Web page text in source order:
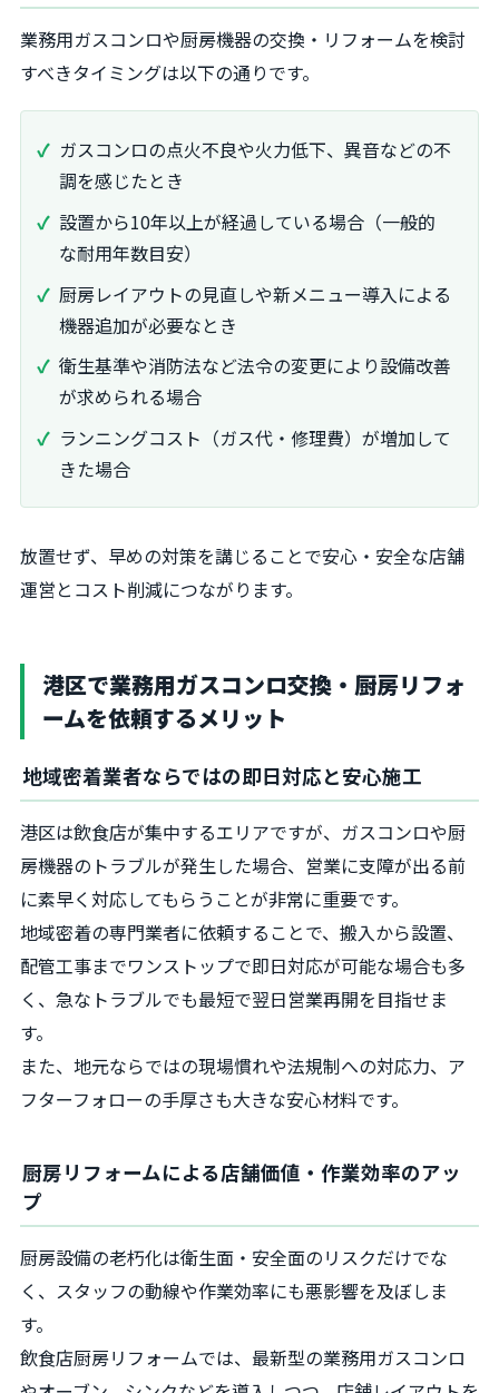
業務用ガスコンロや厨房機器の交換・リフォームを検討
すべきタイミングは以下の通りです。
ガスコンロの点火不良や火力低下、異音などの不
調を感じたとき
設置から10年以上が経過している場合（一般的
な耐用年数目安）
厨房レイアウトの見直しや新メニュー導入による
機器追加が必要なとき
衛生基準や消防法など法令の変更により設備改善
が求められる場合
ランニングコスト（ガス代・修理費）が増加して
きた場合
放置せず、早めの対策を講じることで安心・安全な店舗
運営とコスト削減につながります。
港区で業務用ガスコンロ交換・厨房リフォ
ームを依頼するメリット
地域密着業者ならではの即日対応と安心施工
港区は飲食店が集中するエリアですが、ガスコンロや厨
房機器のトラブルが発生した場合、営業に支障が出る前
に素早く対応してもらうことが非常に重要です。
地域密着の専門業者に依頼することで、搬入から設置、
配管工事までワンストップで即日対応が可能な場合も多
く、急なトラブルでも最短で翌日営業再開を目指せま
す。
また、地元ならではの現場慣れや法規制への対応力、ア
フターフォローの手厚さも大きな安心材料です。
厨房リフォームによる店舗価値・作業効率のアッ
プ
厨房設備の老朽化は衛生面・安全面のリスクだけでな
く、スタッフの動線や作業効率にも悪影響を及ぼしま
す。
飲食店厨房リフォームでは、最新型の業務用ガスコンロ